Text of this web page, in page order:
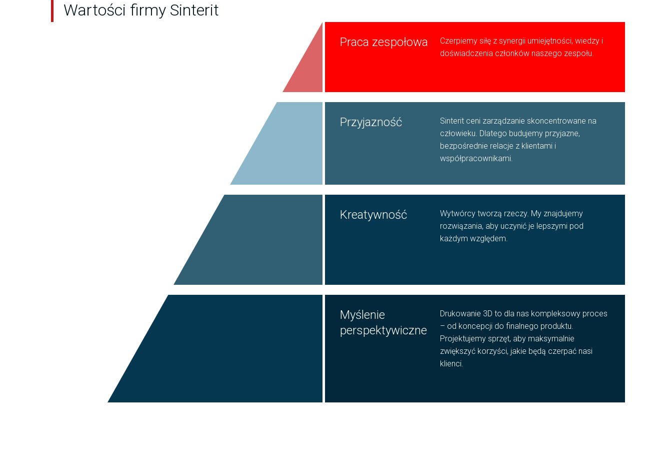
Wartości firmy Sinterit
Praca zespołowa
Czerpiemy siłę z synergii umiejętności, wiedzy i
doświadczenia członków naszego zespołu.
Przyjazność
Sinterit ceni zarządzanie skoncentrowane na
człowieku. Dlatego budujemy przyjazne,
bezpośrednie relacje z klientami i
współpracownikami.
Kreatywność
Wytwórcy tworzą rzeczy. My znajdujemy
rozwiązania, aby uczynić je lepszymi pod
każdym względem.
Myślenie
perspektywiczne
Drukowanie 3D to dla nas kompleksowy proces
– od koncepcji do finalnego produktu.
Projektujemy sprzęt, aby maksymalnie
zwiększyć korzyści, jakie będą czerpać nasi
klienci.